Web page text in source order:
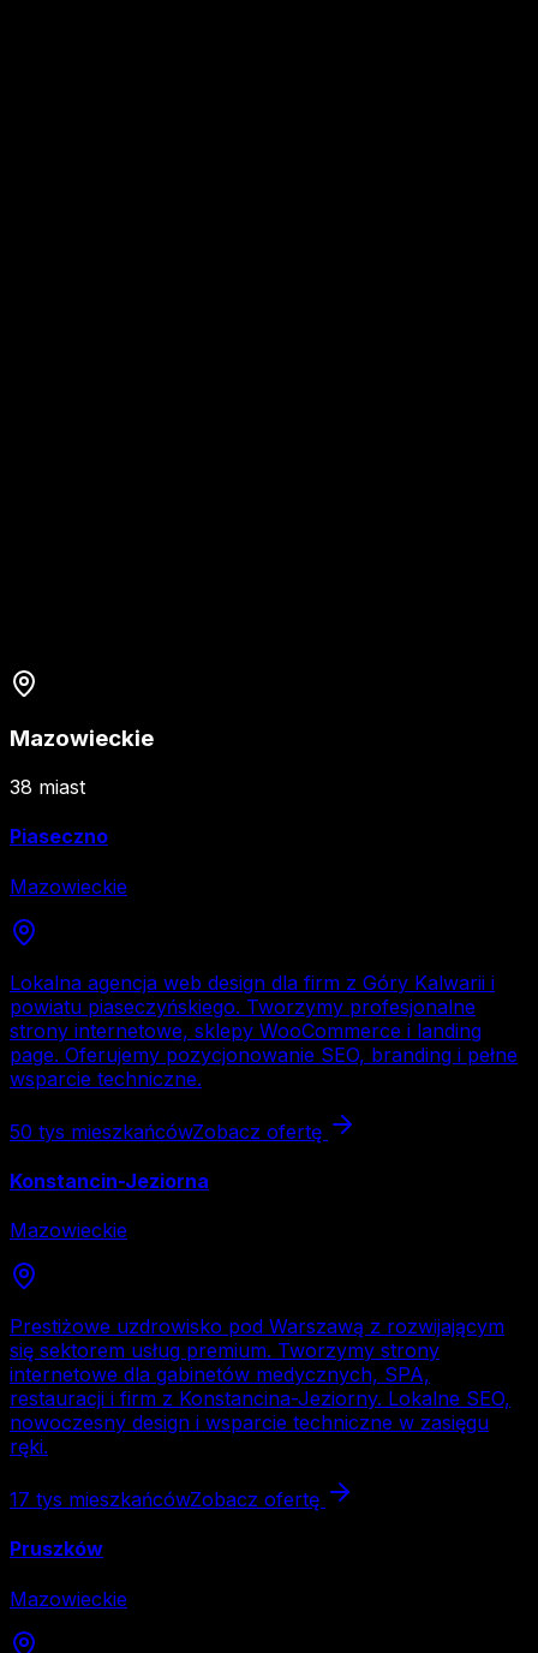
Mazowieckie
38 miast
Piaseczno
Mazowieckie
Lokalna agencja web design dla firm z Góry Kalwarii i
powiatu piaseczyńskiego. Tworzymy profesjonalne
strony internetowe, sklepy WooCommerce i landing
page. Oferujemy pozycjonowanie SEO, branding i pełne
wsparcie techniczne.
50 tys mieszkańcówZobacz ofertę
Konstancin-Jeziorna
Mazowieckie
Prestiżowe uzdrowisko pod Warszawą z rozwijającym
się sektorem usług premium. Tworzymy strony
internetowe dla gabinetów medycznych, SPA,
restauracji i firm z Konstancina-Jeziorny. Lokalne SEO,
nowoczesny design i wsparcie techniczne w zasięgu
ręki.
17 tys mieszkańcówZobacz ofertę
Pruszków
Mazowieckie